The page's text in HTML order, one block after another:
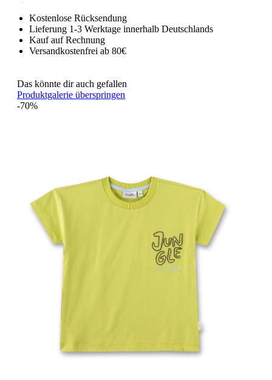
Kostenlose Rücksendung
Lieferung 1-3 Werktage innerhalb Deutschlands
Kauf auf Rechnung
Versandkostenfrei ab 80€
Das könnte dir auch gefallen
Produktgalerie überspringen
-70%